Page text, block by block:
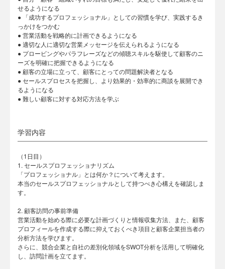
せるようになる
● 「成功するプロフェッショナル」としての習慣を学び、実践するき
っかけをつかむ
● 営業活動を戦略的に計画できるようになる
● 適切な人に適切な営業メッセージを伝えられるようになる
● プロービングやパラフレーズなどの傾聴スキルを駆使して顧客のニ
ーズを明確に把握できるようになる
● 顧客の立場に立って、顧客にとっての問題解決者となる
● セールスプロセスを把握し、より効果的・効率的に商談を展開でき
るようになる
● 難しい顧客に対する対応方法を学ぶ
学習内容
（1日目）
1. セールスプロフェッショナリズム
「プロフェッショナル」とは何か？について考えます。
本当のセールスプロフェッショナルとして持つべき心構えを確認しま
す。
2. 顧客訪問の事前準備
営業活動を始める際に必要な計画づくりと情報収集方法、また、顧客
プロフィールを作成する際に抑えておくべき項目と顧客企業担当者の
分析方法を学びます。
さらに、競合企業と自社の差別化領域をSWOT分析を活用して明確化
し、訪問計画を立てます。